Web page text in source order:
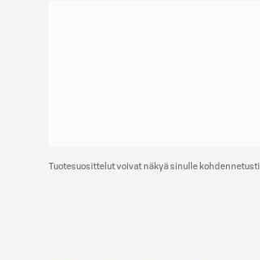
Tuotesuosittelut voivat näkyä sinulle kohdennetusti